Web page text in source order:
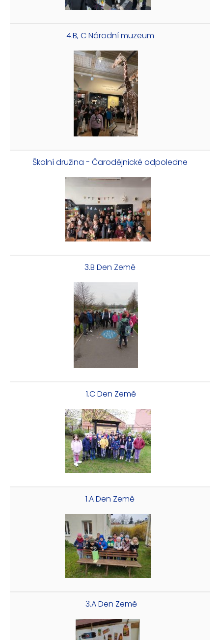
4.B, C Národní muzeum
Školní družina - Čarodějnické odpoledne
3.B Den Země
1.C Den Země
1.A Den Země
3.A Den Země